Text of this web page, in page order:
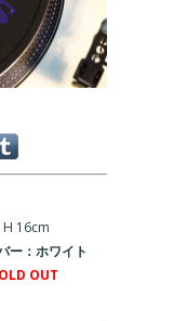
16cm
ー：ホワイト
OUT